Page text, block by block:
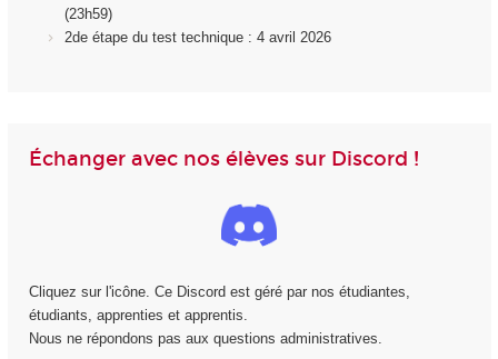
(23h59)
2de étape du test technique : 4 avril 2026
Échanger avec nos élèves sur Discord !
Cliquez sur l'icône. Ce Discord est géré par nos étudiantes,
étudiants, apprenties et apprentis.
Nous ne répondons pas aux questions administratives.